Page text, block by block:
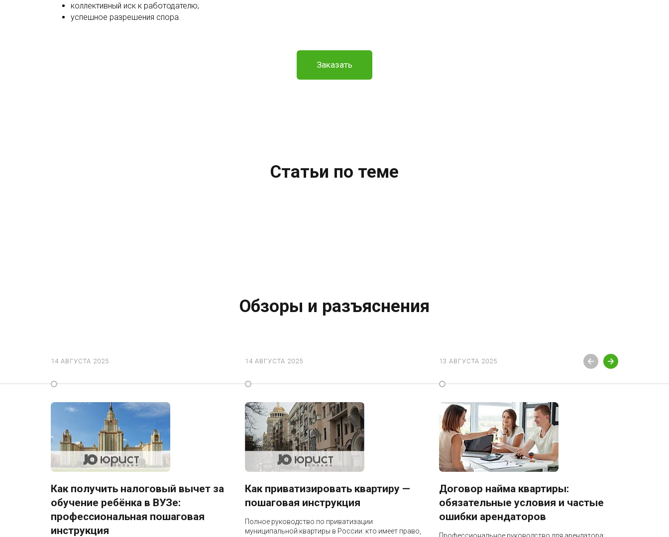
коллективный иск к работодателю;
успешное разрешения спора.
Заказать
Статьи по теме
Обзоры и разъяснения
14 АВГУСТА 2025
Как получить налоговый вычет за
обучение ребёнка в ВУЗе:
профессиональная пошаговая
инструкция
14 АВГУСТА 2025
Как приватизировать квартиру —
пошаговая инструкция
Полное руководство по приватизации
муниципальной квартиры в России: кто имеет право,
13 АВГУСТА 2025
Договор найма квартиры:
обязательные условия и частые
ошибки арендаторов